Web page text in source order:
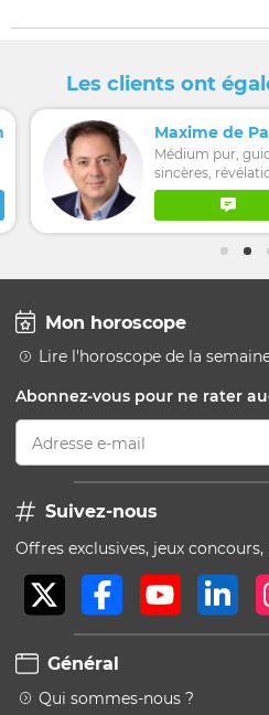
Les clients ont
Maxime de
Médium pur,
sincères,
Mon horoscope
Lire l'horoscope de la
Abonnez-vous pour ne rater
Adresse e-mail
Suivez-nous
Offres exclusives, jeux
Général
Qui sommes-nous ?